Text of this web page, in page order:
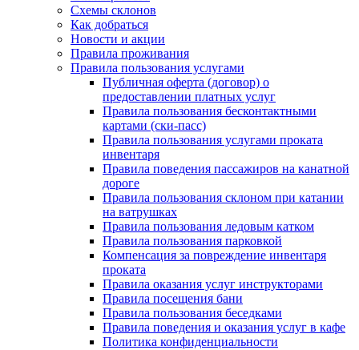
Схемы склонов
Как добраться
Новости и акции
Правила проживания
Правила пользования услугами
Публичная оферта (договор) о
предоставлении платных услуг
Правила пользования бесконтактными
картами (ски-пасс)
Правила пользования услугами проката
инвентаря
Правила поведения пассажиров на канатной
дороге
Правила пользования склоном при катании
на ватрушках
Правила пользования ледовым катком
Правила пользования парковкой
Компенсация за повреждение инвентаря
проката
Правила оказания услуг инструкторами
Правила посещения бани
Правила пользования беседками
Правила поведения и оказания услуг в кафе
Политика конфиденциальности